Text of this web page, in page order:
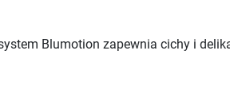
Blumotion zapewnia cichy i